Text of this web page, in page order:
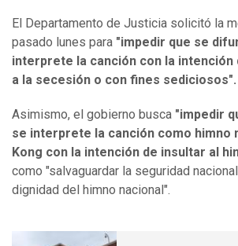
El Departamento de Justicia solicitó la
pasado lunes para "impedir que se
interprete la canción con la
a la secesión o con fines sediciosos".
Asimismo, el gobierno busca "impedir
se interprete la canción como himno
Kong con la intención de insultar al
como "salvaguardar la seguridad
dignidad del himno nacional".